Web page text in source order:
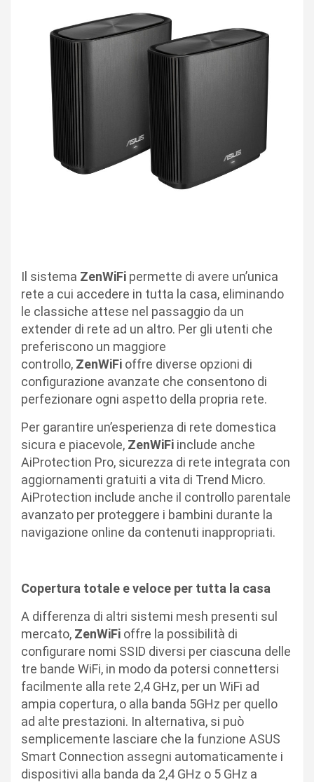
Il sistema ZenWiFi permette di avere un’unica
rete a cui accedere in tutta la casa, eliminando
le classiche attese nel passaggio da un
extender di rete ad un altro. Per gli utenti che
preferiscono un maggiore
controllo, ZenWiFi offre diverse opzioni di
configurazione avanzate che consentono di
perfezionare ogni aspetto della propria rete.
Per garantire un’esperienza di rete domestica
sicura e piacevole, ZenWiFi include anche
AiProtection Pro, sicurezza di rete integrata con
aggiornamenti gratuiti a vita di Trend Micro.
AiProtection include anche il controllo parentale
avanzato per proteggere i bambini durante la
navigazione online da contenuti inappropriati.
Copertura totale e veloce per tutta la casa
A differenza di altri sistemi mesh presenti sul
mercato, ZenWiFi offre la possibilità di
configurare nomi SSID diversi per ciascuna delle
tre bande WiFi, in modo da potersi connettersi
facilmente alla rete 2,4 GHz, per un WiFi ad
ampia copertura, o alla banda 5GHz per quello
ad alte prestazioni. In alternativa, si può
semplicemente lasciare che la funzione ASUS
Smart Connection assegni automaticamente i
dispositivi alla banda da 2,4 GHz o 5 GHz a